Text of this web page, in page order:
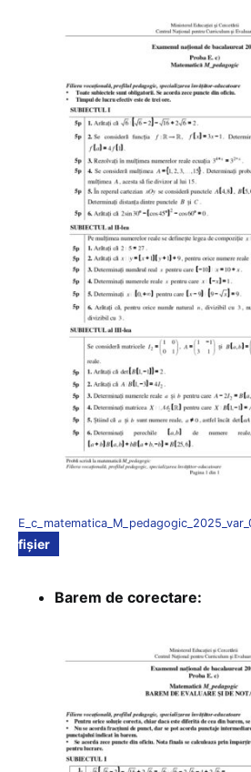
fișier
Barem de corectare: